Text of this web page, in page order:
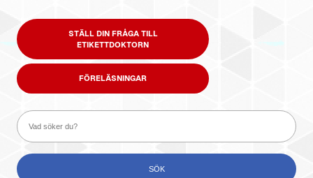
STÄLL DIN FRÅGA TILL
ETIKETTDOKTORN
FÖRELÄSNINGAR